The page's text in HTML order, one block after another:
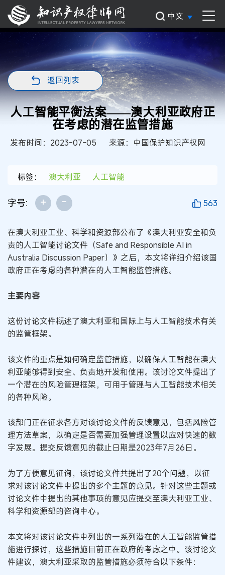
中文
返回列表
人工智能平衡法案——澳大利亚政府正
在考虑的潜在监管措施
发布时间：2023-07-05 来源：中国保护知识产权网
标签： 澳大利亚 人工智能
字号: + - 563
在澳大利亚工业、科学和资源部公布了《澳大利亚安全和负
责的人工智能讨论文件（Safe and Responsible AI in
Australia Discussion Paper）》之后，本文将详细介绍该国
政府正在考虑的各种潜在的人工智能监管措施。
主要内容
这份讨论文件概述了澳大利亚和国际上与人工智能技术有关
的监管框架。
该文件的重点是如何确定监管措施，以确保人工智能在澳大
利亚能够得到安全、负责地开发和使用。该讨论文件提出了
一个潜在的风险管理框架，可用于管理与人工智能技术相关
的各种风险。
该部门正在征求各方对该讨论文件的反馈意见，包括风险管
理方法草案，以确定是否需要加强管理设置以应对快速的数
字发展。提交反馈意见的截止日期是2023年7月26日。
为了方便意见征询，该讨论文件共提出了20个问题，以征
求对该讨论文件中提出的多个主题的意见。针对这些主题或
讨论文件中提出的其他事项的意见应提交至澳大利亚工业、
科学和资源部的咨询中心。
本文将对该讨论文件中列出的一系列潜在的人工智能监管措
施进行探讨，这些措施目前正在政府的考虑之中。该讨论文
件建议，澳大利亚采取的监管措施必须符合以下条件：